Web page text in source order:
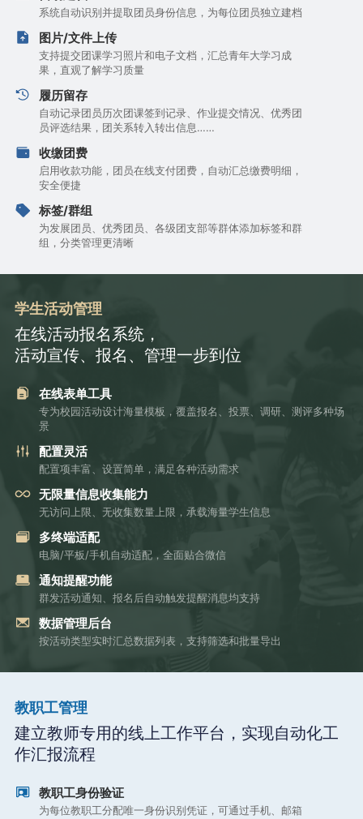
系统自动识别并提取团员身份信息，为每位团员独立建档
图片/文件上传
支持提交团课学习照片和电子文档，汇总青年大学习成
果，直观了解学习质量
履历留存
自动记录团员历次团课签到记录、作业提交情况、优秀团
员评选结果，团关系转入转出信息……
收缴团费
启用收款功能，团员在线支付团费，自动汇总缴费明细，
安全便捷
标签/群组
为发展团员、优秀团员、各级团支部等群体添加标签和群
组，分类管理更清晰
学生活动管理
在线活动报名系统，
活动宣传、报名、管理一步到位
在线表单工具
专为校园活动设计海量模板，覆盖报名、投票、调研、测评多种场
景
配置灵活
配置项丰富、设置简单，满足各种活动需求
无限量信息收集能力
无访问上限、无收集数量上限，承载海量学生信息
多终端适配
电脑/平板/手机自动适配，全面贴合微信
通知提醒功能
群发活动通知、报名后自动触发提醒消息均支持
数据管理后台
按活动类型实时汇总数据列表，支持筛选和批量导出
教职工管理
建立教师专用的线上工作平台，实现自动化工
作汇报流程
教职工身份验证
为每位教职工分配唯一身份识别凭证，可通过手机、邮箱